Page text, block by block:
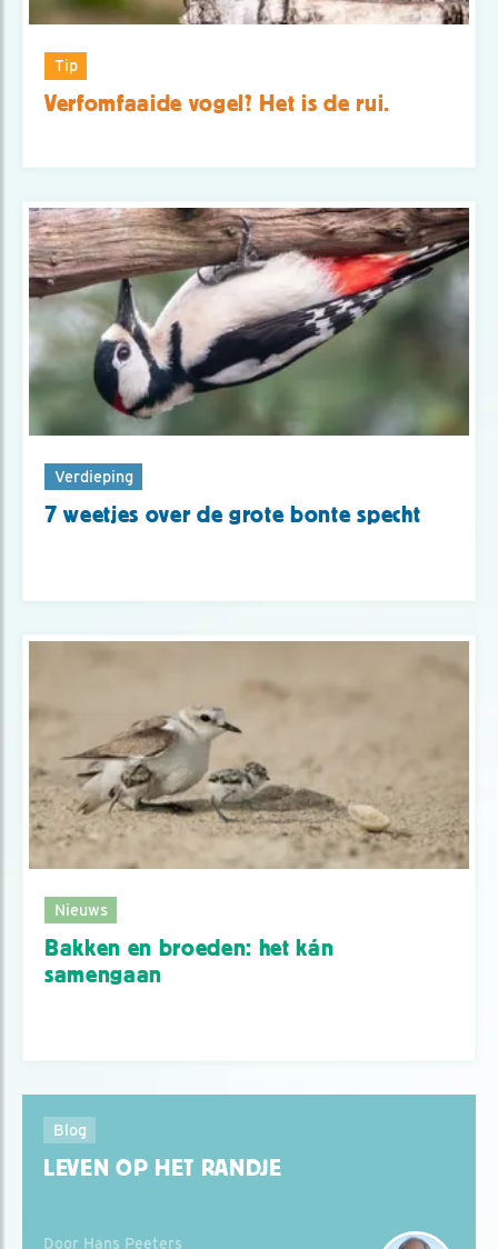
Tip
Verfomfaaide vogel? Het is de rui.
Verdieping
7 weetjes over de grote bonte specht
Nieuws
Bakken en broeden: het kán
samengaan
Blog
LEVEN OP HET RANDJE
Door Hans Peeters